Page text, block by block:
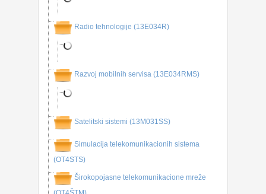
Radio tehnologije (13E034R)
Razvoj mobilnih servisa (13E034RMS)
Satelitski sistemi (13M031SS)
Simulacija telekomunikacionih sistema
(OT4STS)
Širokopojasne telekomunikacione mreže